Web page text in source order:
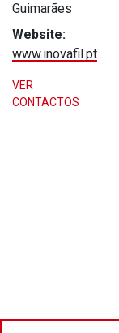
Guimarães
Website:
www.inovafil.pt
VER
CONTACTOS